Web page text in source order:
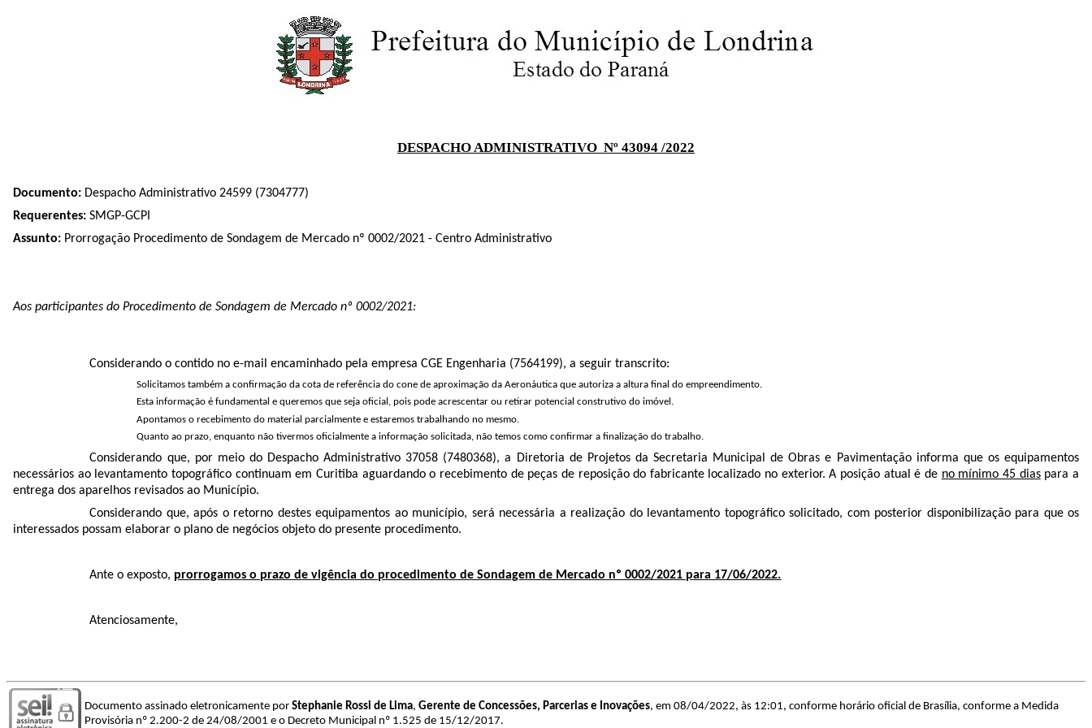
DESPACHO ADMINISTRATIVO Nº 43094 /2022
Documento: Despacho Administrativo 24599 (7304777)
Requerentes: SMGP-GCPI
Assunto: Prorrogação Procedimento de Sondagem de Mercado nº 0002/2021 - Centro Administrativo
Aos participantes do Procedimento de Sondagem de Mercado nº 0002/2021:
Considerando o contido no e-mail encaminhado pela empresa CGE Engenharia (7564199), a seguir transcrito:
Solicitamos também a confirmação da cota de referência do cone de aproximação da Aeronáutica que autoriza a altura final do empreendimento.
Esta informação é fundamental e queremos que seja oficial, pois pode acrescentar ou retirar potencial construtivo do imóvel.
Apontamos o recebimento do material parcialmente e estaremos trabalhando no mesmo.
Quanto ao prazo, enquanto não tivermos oficialmente a informação solicitada, não temos como confirmar a finalização do trabalho.
Considerando que, por meio do Despacho Administrativo 37058 (7480368), a Diretoria de Projetos da Secretaria Municipal de Obras e Pavimentação informa que os equipamentos
necessários ao levantamento topográfico continuam em Curitiba aguardando o recebimento de peças de reposição do fabricante localizado no exterior. A posição atual é de no mínimo 45 diaspara a
entrega dos aparelhos revisados ao Município.
Considerando que, após o retorno destes equipamentos ao município, será necessária a realização do levantamento topográfico solicitado, com posterior disponibilização para que os
interessados possam elaborar o plano de negócios objeto do presente procedimento.
Ante o exposto, prorrogamos o prazo de vigência do procedimento de Sondagem de Mercado nº 0002/2021 para 17/06/2022.
Atenciosamente,
Documento assinado eletronicamente por Stephanie Rossi de Lima, Gerente de Concessões, Parcerias e Inovações, em 08/04/2022, às 12:01, conforme horário oficial de Brasília, conforme a Medida
Provisória nº 2.200-2 de 24/08/2001 e o Decreto Municipal nº 1.525 de 15/12/2017.